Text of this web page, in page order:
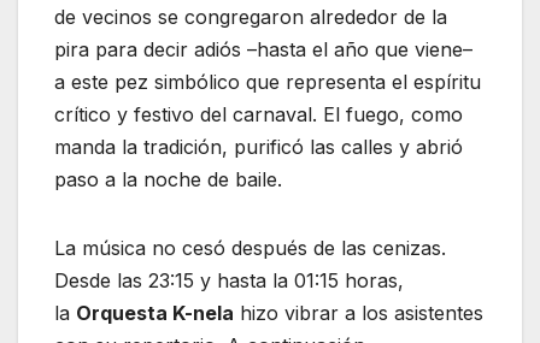
de vecinos se congregaron alrededor de la
pira para decir adiós –hasta el año que viene–
a este pez simbólico que representa el espíritu
crítico y festivo del carnaval. El fuego, como
manda la tradición, purificó las calles y abrió
paso a la noche de baile.
La música no cesó después de las cenizas.
Desde las 23:15 y hasta la 01:15 horas,
la Orquesta K-nela hizo vibrar a los asistentes